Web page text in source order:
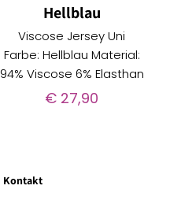
Hellblau
Viscose Jersey Uni
Farbe: Hellblau Material:
94% Viscose 6% Elasthan
€ 27,90
Kontakt